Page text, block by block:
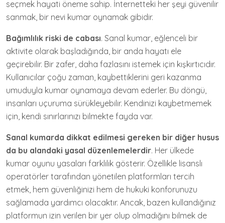
seçmek hayati öneme sahip. İnternetteki her şeyi güvenilir
sanmak, bir nevi kumar oynamak gibidir.
Bağımlılık riski de cabası. Sanal kumar, eğlenceli bir
aktivite olarak başladığında, bir anda hayatı ele
geçirebilir. Bir zafer, daha fazlasını istemek için kışkırtıcıdır.
Kullanıcılar çoğu zaman, kaybettiklerini geri kazanma
umuduyla kumar oynamaya devam ederler. Bu döngü,
insanları uçuruma sürükleyebilir. Kendinizi kaybetmemek
için, kendi sınırlarınızı bilmekte fayda var.
Sanal kumarda dikkat edilmesi gereken bir diğer husus
da bu alandaki yasal düzenlemelerdir. Her ülkede
kumar oyunu yasaları farklılık gösterir. Özellikle lisanslı
operatörler tarafından yönetilen platformları tercih
etmek, hem güvenliğinizi hem de hukuki konforunuzu
sağlamada yardımcı olacaktır. Ancak, bazen kullandığınız
platformun izin verilen bir yer olup olmadığını bilmek de